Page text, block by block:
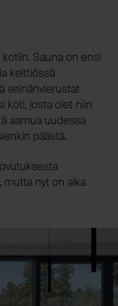
Sauna on ensi
keittiössä
seinänvierustat
koti, josta olet niin
aamua uudessa
päästä.
mutta nyt on aika